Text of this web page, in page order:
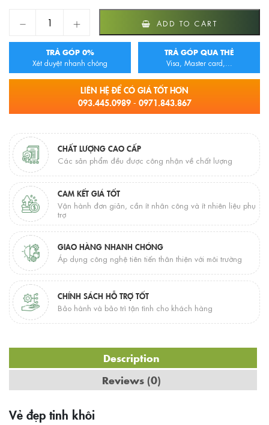
ADD TO CART
TRẢ GÓP 0%
Xét duyệt nhanh chóng
TRẢ GÓP QUA THẺ
Visa, Master card,...
LIÊN HỆ ĐỂ CÓ GIÁ TỐT HƠN
093.445.0989 - 0971.843.867
CHẤT LƯỢNG CAO CẤP
Các sản phẩm đều được công nhận về chất lượng
CAM KẾT GIÁ TỐT
Vận hành đơn giản, cần ít nhân công và ít nhiên liệu phụ
trợ
GIAO HÀNG NHANH CHÓNG
Áp dụng công nghệ tiên tiến thân thiện với môi trường
CHÍNH SÁCH HỖ TRỢ TỐT
Bảo hành và bảo trì tận tình cho khách hàng
Description
Reviews (0)
Vẻ đẹp tinh khôi